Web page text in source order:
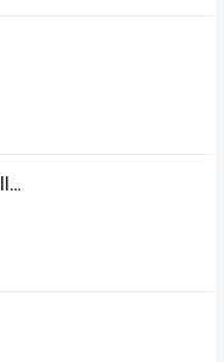
Regards d'ici et d'ailleurs